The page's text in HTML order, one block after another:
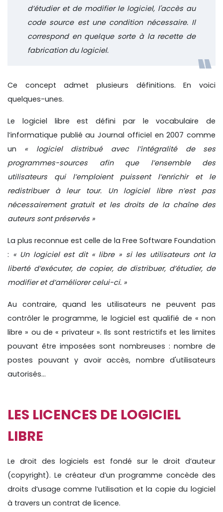
d’étudier et de modifier le logiciel, l'accès au
code source est une condition nécessaire. Il
correspond en quelque sorte à la recette de
fabrication du logiciel.
Ce concept admet plusieurs définitions. En voici
quelques-unes.
Le logiciel libre est défini par le vocabulaire de
l’informatique publié au Journal officiel en 2007 comme
un « logiciel distribué avec l’intégralité de ses
programmes-sources afin que l’ensemble des
utilisateurs qui l’emploient puissent l’enrichir et le
redistribuer à leur tour. Un logiciel libre n’est pas
nécessairement gratuit et les droits de la chaîne des
auteurs sont préservés »
La plus reconnue est celle de la Free Software Foundation
: « Un logiciel est dit « libre » si les utilisateurs ont la
liberté d’exécuter, de copier, de distribuer, d’étudier, de
modifier et d’améliorer celui-ci. »
Au contraire, quand les utilisateurs ne peuvent pas
contrôler le programme, le logiciel est qualifié de « non
libre » ou de « privateur ». Ils sont restrictifs et les limites
pouvant être imposées sont nombreuses : nombre de
postes pouvant y avoir accès, nombre d'utilisateurs
autorisés...
LES LICENCES DE LOGICIEL
LIBRE
Le droit des logiciels est fondé sur le droit d’auteur
(copyright). Le créateur d’un programme concède des
droits d’usage comme l’utilisation et la copie du logiciel
à travers un contrat de licence.